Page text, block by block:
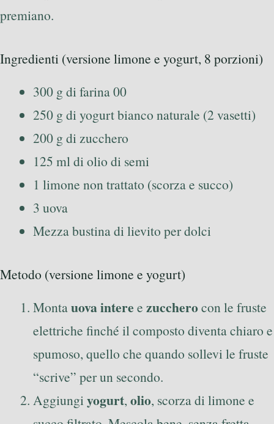
premiano.
Ingredienti (versione limone e yogurt, 8 porzioni)
300 g di farina 00
250 g di yogurt bianco naturale (2 vasetti)
200 g di zucchero
125 ml di olio di semi
1 limone non trattato (scorza e succo)
3 uova
Mezza bustina di lievito per dolci
Metodo (versione limone e yogurt)
Montauova intere e zuccherocon le fruste
elettriche finché il composto diventa chiaro e
spumoso, quello che quando sollevi le fruste
“scrive” per un secondo.
Aggiungiyogurt, olio, scorza di limone e